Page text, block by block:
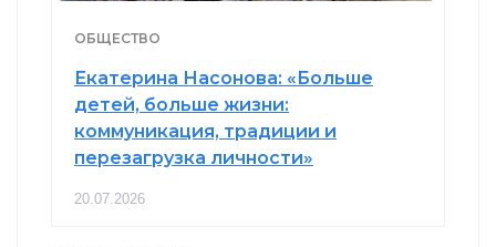
ОБЩЕСТВО
Екатерина Насонова: «Больше
детей, больше жизни:
коммуникация, традиции и
перезагрузка личности»
20.07.2026